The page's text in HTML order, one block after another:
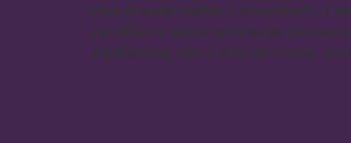
Para entender melhor o sono infantil, é
científicas e aplicar estratégias práticas
significativas com o sono da criança,